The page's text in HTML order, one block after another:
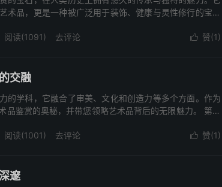
术品，更是一种被广泛用于装饰、健康与灵性修行的宝贵
 赞(1)
阅读(1091) 去评论
交融
的学科，它融合了审美、文化和创造力等多个方面。作为
品鉴赏的奥秘，并带您领略艺术品背后的无限魅力。 第一
 赞(1)
阅读(1001) 去评论
邃